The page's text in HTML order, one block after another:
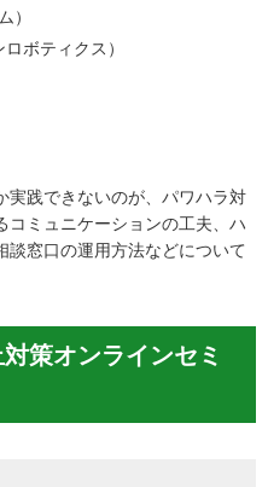
）
ボティクス）
実践できないのが、パワハラ対
コミュニケーションの工夫、ハ
談窓口の運用方法などについて
策オンラインセミ